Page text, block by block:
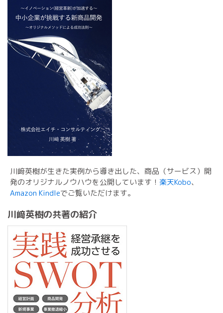
川﨑英樹が生きた実例から導き出した、商品（サービス）開
発のオリジナルノウハウを公開しています！ 楽天Kobo、
Amazon Kindleでご覧いただけます。
川﨑英樹の共著の紹介